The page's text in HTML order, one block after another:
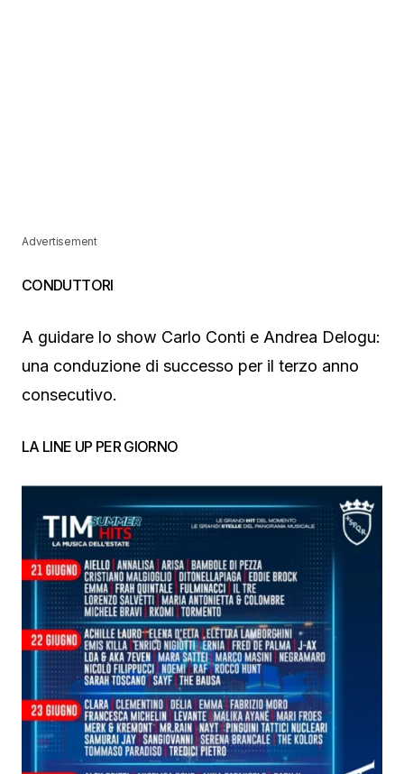
Advertisement
CONDUTTORI
A guidare lo show Carlo Conti e Andrea Delogu:
una conduzione di successo per il terzo anno
consecutivo.
LA LINE UP PER GIORNO